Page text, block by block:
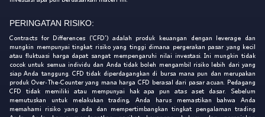
PERINGATAN RISIKO:
Contracts for Differences ('CFD') adalah produk keuangan dengan leverage dan
mungkin mempunyai tingkat risiko yang tinggi dimana pergerakan pasar yang kecil
atau fluktuasi harga dapat sangat mempengaruhi nilai investasi. Ini mungkin tidak
cocok untuk semua individu dan Anda tidak boleh mengambil risiko lebih dari yang
siap Anda tanggung. CFD tidak diperdagangkan di bursa mana pun dan merupakan
produk Over-The-Counter yang mana harga CFD berasal dari pasar acuan. Pedagang
CFD tidak memiliki atau mempunyai hak apa pun atas aset dasar. Sebelum
memutuskan untuk melakukan trading, Anda harus memastikan bahwa Anda
memahami risiko yang ada dan mempertimbangkan tingkat pengalaman trading